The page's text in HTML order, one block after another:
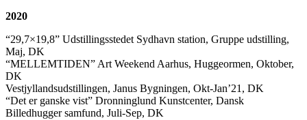
2020
“29,7×19,8” Udstillingsstedet Sydhavn station, Gruppe udstilling,
Maj, DK
“MELLEMTIDEN” Art Weekend Aarhus, Huggeormen, Oktober,
DK
Vestjyllandsudstillingen, Janus Bygningen, Okt-Jan’21, DK
“Det er ganske vist” Dronninglund Kunstcenter, Dansk
Billedhugger samfund, Juli-Sep, DK